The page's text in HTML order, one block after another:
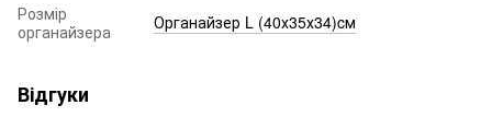
Розмір
органайзера
Органайзер L (40х35х34)cм
Відгуки